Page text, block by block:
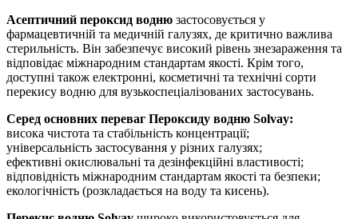
Асептичний пероксид водню застосовується у
фармацевтичній та медичній галузях, де критично важлива
стерильність. Він забезпечує високий рівень знезараження та
відповідає міжнародним стандартам якості. Крім того,
доступні також електронні, косметичні та технічні сорти
перекису водню для вузькоспеціалізованих застосувань.
Серед основних переваг Пероксиду водню Solvay:
висока чистота та стабільність концентрації;
універсальність застосування у різних галузях;
ефективні окислювальні та дезінфекційні властивості;
відповідність міжнародним стандартам якості та безпеки;
екологічність (розкладається на воду та кисень).